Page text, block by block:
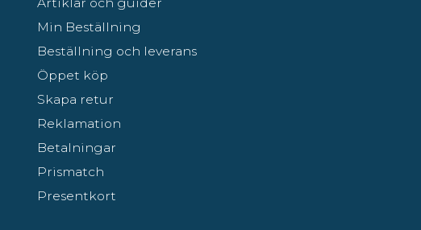
Min Beställning
Beställning och leverans
Öppet köp
Skapa retur
Reklamation
Betalningar
Prismatch
Presentkort